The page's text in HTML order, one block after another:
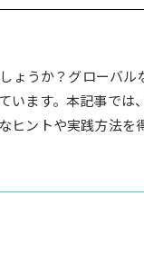
うか？グローバ
ます。本記事では
ントや実践方法を